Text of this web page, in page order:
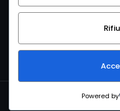
dei propri dati personali.
Copyright © 1999-2026
Powered by